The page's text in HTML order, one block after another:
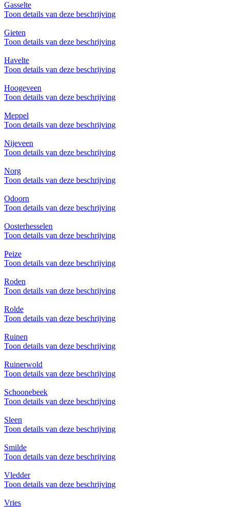
Gasselte
Toon details van deze beschrijving
Gieten
Toon details van deze beschrijving
Havelte
Toon details van deze beschrijving
Hoogeveen
Toon details van deze beschrijving
Meppel
Toon details van deze beschrijving
Nijeveen
Toon details van deze beschrijving
Norg
Toon details van deze beschrijving
Odoorn
Toon details van deze beschrijving
Oosterhesselen
Toon details van deze beschrijving
Peize
Toon details van deze beschrijving
Roden
Toon details van deze beschrijving
Rolde
Toon details van deze beschrijving
Ruinen
Toon details van deze beschrijving
Ruinerwold
Toon details van deze beschrijving
Schoonebeek
Toon details van deze beschrijving
Sleen
Toon details van deze beschrijving
Smilde
Toon details van deze beschrijving
Vledder
Toon details van deze beschrijving
Vries